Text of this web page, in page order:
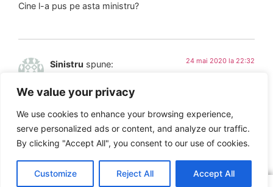
We value your privacy
We use cookies to enhance your browsing experience,
serve personalized ads or content, and analyze our traffic.
By clicking "Accept All", you consent to our use of cookies.
Customize Reject All Accept All
Cine l-a pus pe asta ministru?
Sinistru spune: 24 mai 2020 la 22:32
Adica nesimtitul asta dupa ce a ramas in chiloti la tv s-a
gandit sa puna si o poza pe fb sa arate ce ne f in g pe toti
ARTICOLUL ANTERIOR
MTS Ordin nr.573/18.05.2020 Ghidul angajatorului
Copyright © 2016 – 2026 SNST